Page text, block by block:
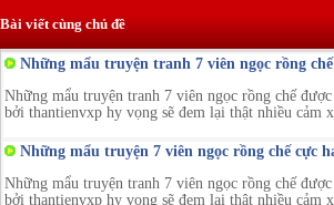
Bài viết cùng chủ đề
Những mẩu truyện tranh 7 viên ngọc rồng
Những mẩu truyện tranh 7 viên ngọc rồng chế
bởi thantienvxp hy vọng sẽ đem lại thật nhiều cảm
Những mẩu truyện 7 viên ngọc rồng chế cực
Những mẩu truyện tranh 7 viên ngọc rồng chế
bởi thantienvxp hy vọng sẽ đem lại thật nhiều cảm